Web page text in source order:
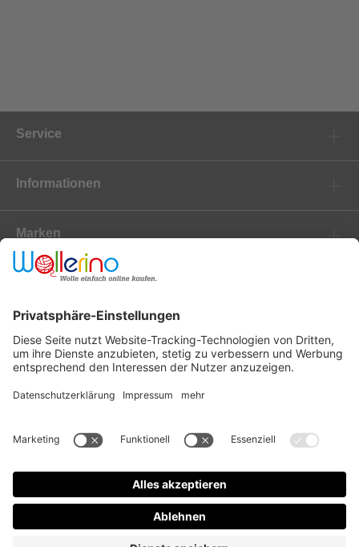
Service
Informationen
Marken
Newsletter
Versanddienstleister
Zahlungsanbieter
* Alle Preise inkl. gesetzl. Mehrwertsteuer zzgl.Versandkostenund ggf.